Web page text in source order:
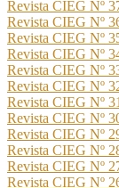
Revista CIEG Nº
Revista CIEG Nº
Revista CIEG Nº
Revista CIEG Nº
Revista CIEG Nº
Revista CIEG Nº
Revista CIEG Nº
Revista CIEG Nº
Revista CIEG Nº
Revista CIEG Nº
Revista CIEG Nº
Revista CIEG Nº